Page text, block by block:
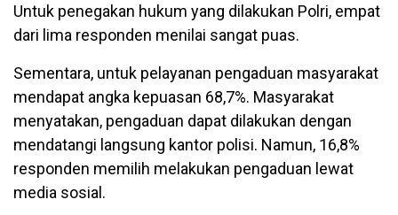
Untuk penegakan hukum yang dilakukan Polri, empat
dari lima responden menilai sangat puas.
Sementara, untuk pelayanan pengaduan masyarakat
mendapat angka kepuasan 68,7%. Masyarakat
menyatakan, pengaduan dapat dilakukan dengan
mendatangi langsung kantor polisi. Namun, 16,8%
responden memilih melakukan pengaduan lewat
media sosial.